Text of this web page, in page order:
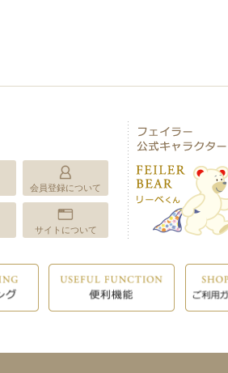
会員登録について
サイトについて